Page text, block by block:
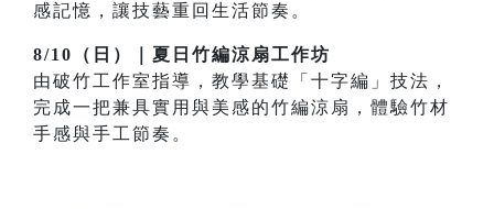
感記憶，讓技藝重回生活節奏。
8/10（日）｜夏日竹編涼扇工作坊
由破竹工作室指導，教學基礎「十字編」技法，
完成一把兼具實用與美感的竹編涼扇，體驗竹材
手感與手工節奏。